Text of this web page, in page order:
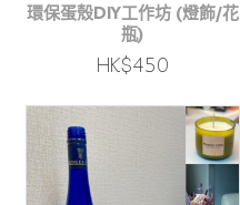
環保蛋殼DIY工作坊 (燈飾/花
瓶)
HK$450